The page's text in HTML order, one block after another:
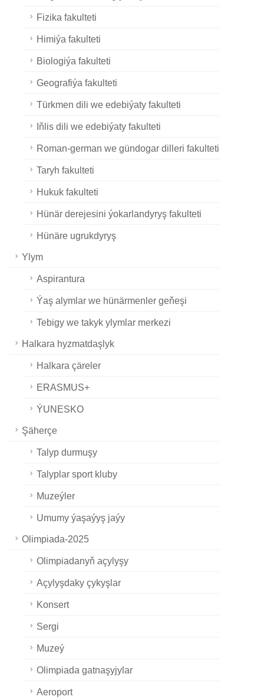
Fizika fakulteti
Himiýa fakulteti
Biologiýa fakulteti
Geografiýa fakulteti
Türkmen dili we edebiýaty fakulteti
Iňlis dili we edebiýaty fakulteti
Roman-german we gündogar dilleri fakulteti
Taryh fakulteti
Hukuk fakulteti
Hünär derejesini ýokarlandyryş fakulteti
Hünäre ugrukdyryş
Ylym
Aspirantura
Ýaş alymlar we hünärmenler geňeşi
Tebigy we takyk ylymlar merkezi
Halkara hyzmatdaşlyk
Halkara çäreler
ERASMUS+
ÝUNESKO
Şäherçe
Talyp durmuşy
Talyplar sport kluby
Muzeýler
Umumy ýaşaýyş jaýy
Olimpiada-2025
Olimpiadanyň açylyşy
Açylyşdaky çykyşlar
Konsert
Sergi
Muzeý
Olimpiada gatnaşyjylar
Aeroport